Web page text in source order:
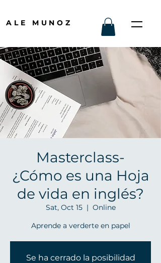
ALE MUNOZ
Masterclass-
¿Cómo es una Hoja
de vida en inglés?
Sat, Oct 15
  |
Online
Aprende a verderte en papel
Se ha cerrado la posibilidad